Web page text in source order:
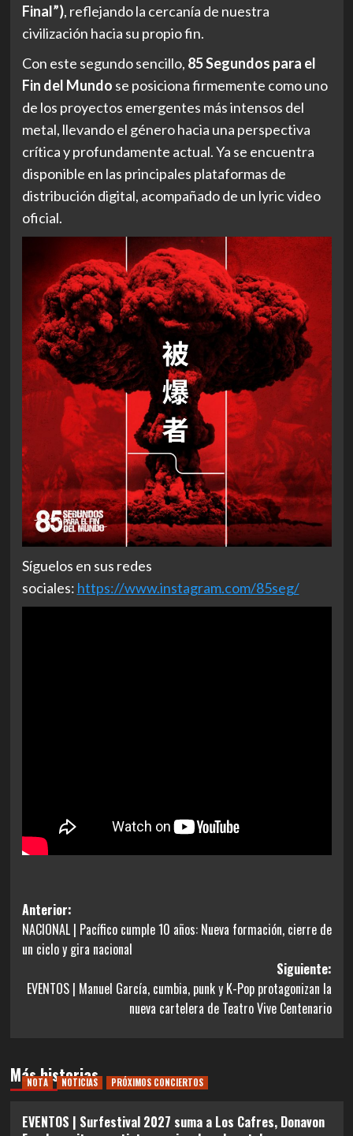
Final”), reflejando la cercanía de nuestra
civilización hacia su propio fin.
Con este segundo sencillo, 85 Segundos para el
Fin del Mundo se posiciona firmemente como uno
de los proyectos emergentes más intensos del
metal, llevando el género hacia una perspectiva
crítica y profundamente actual. Ya se encuentra
disponible en las principales plataformas de
distribución digital, acompañado de un lyric video
oficial.
Síguelos en sus redes
sociales: https://www.instagram.com/85seg/
Navegación
de
entradas
Anterior:
NACIONAL | Pacífico cumple 10 años: Nueva formación, cierre de
un ciclo y gira nacional
Siguiente:
EVENTOS | Manuel García, cumbia, punk y K-Pop protagonizan la
nueva cartelera de Teatro Vive Centenario
Más historias
NOTA NOTICIAS PRÓXIMOS CONCIERTOS
EVENTOS | Surfestival 2027 suma a Los Cafres, Donavon